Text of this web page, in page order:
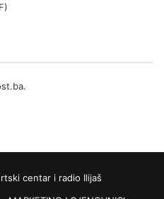
.
centar i radio Ilijaš